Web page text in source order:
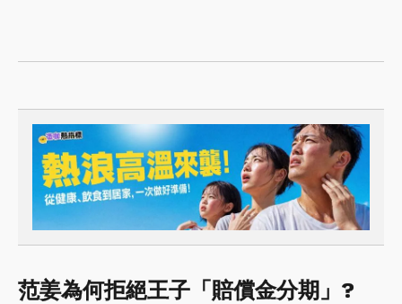
范姜為何拒絕王子「賠償金分期」?